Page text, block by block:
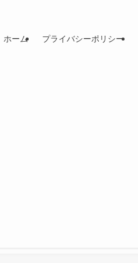
ホーム プライバシーポリシー